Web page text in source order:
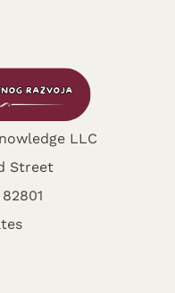
LLC
Street